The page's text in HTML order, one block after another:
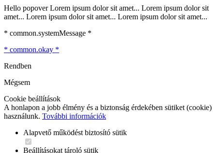
Hello popover Lorem ipsum dolor sit amet... Lorem ipsum dolor sit
amet... Lorem ipsum dolor sit amet... Lorem ipsum dolor sit amet...
* common.systemMessage *
* common.okay *
Rendben
Mégsem
Cookie beállítások
A honlapon a jobb élmény és a biztonság érdekében sütiket (cookie)
használunk. További információk
Alapvető működést biztosító sütik
Beállításokat tároló sütik